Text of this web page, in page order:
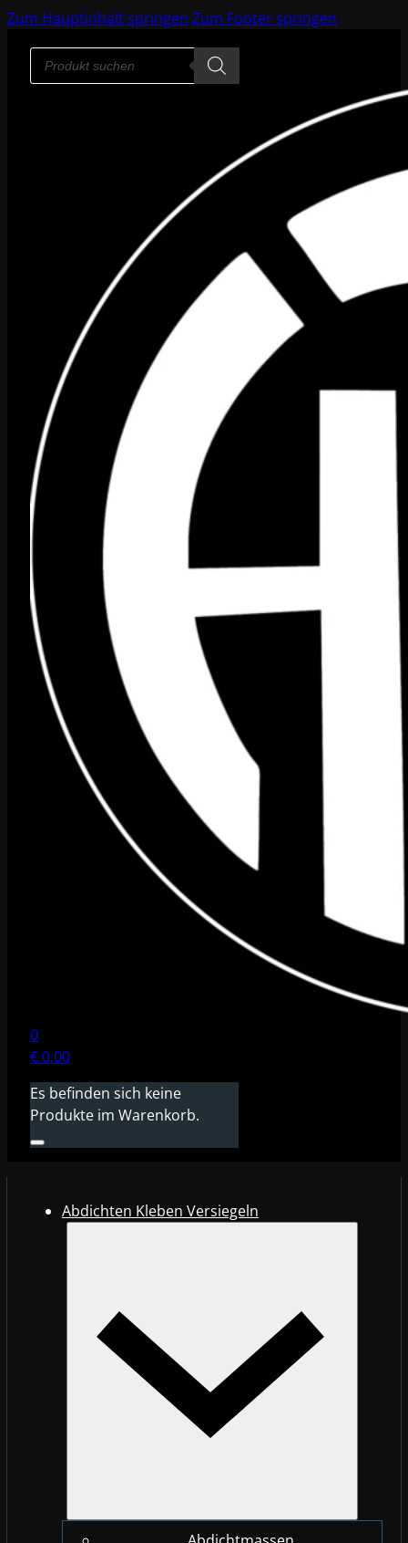
Zum Hauptinhalt springen Zum Footer springen
Products
search
0
€0,00
Es befinden sich keine
Produkte im Warenkorb.
Abdichten Kleben Versiegeln